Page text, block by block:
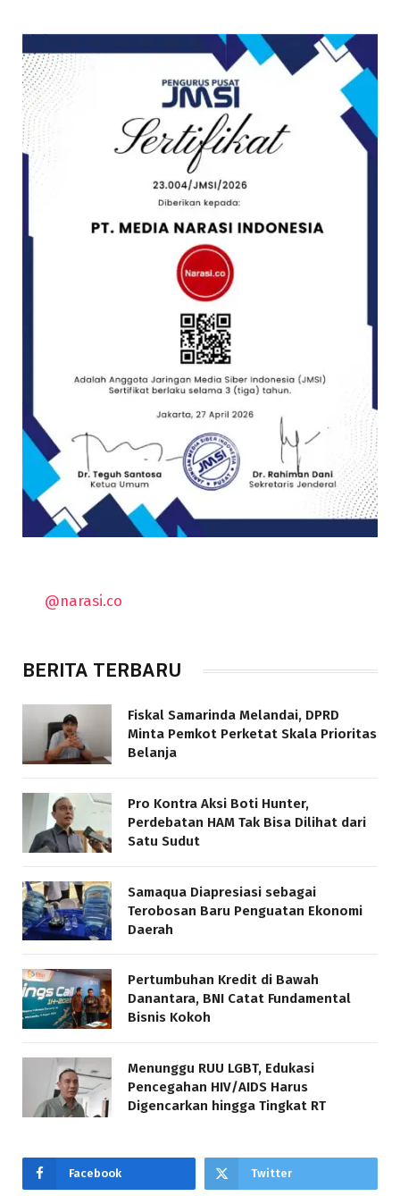
@narasi.co
BERITA TERBARU
Fiskal Samarinda Melandai, DPRD
Minta Pemkot Perketat Skala Prioritas
Belanja
Pro Kontra Aksi Boti Hunter,
Perdebatan HAM Tak Bisa Dilihat dari
Satu Sudut
Samaqua Diapresiasi sebagai
Terobosan Baru Penguatan Ekonomi
Daerah
Pertumbuhan Kredit di Bawah
Danantara, BNI Catat Fundamental
Bisnis Kokoh
Menunggu RUU LGBT, Edukasi
Pencegahan HIV/AIDS Harus
Digencarkan hingga Tingkat RT
Facebook Twitter